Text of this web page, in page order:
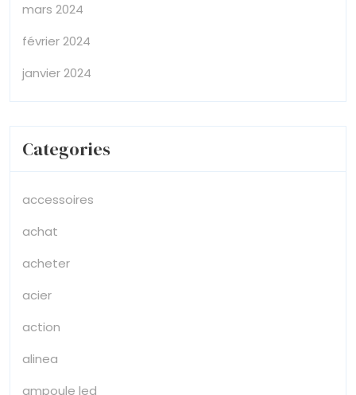
mars 2024
février 2024
janvier 2024
Categories
accessoires
achat
acheter
acier
action
alinea
ampoule led